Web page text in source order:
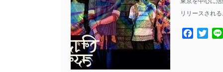
リリースされ